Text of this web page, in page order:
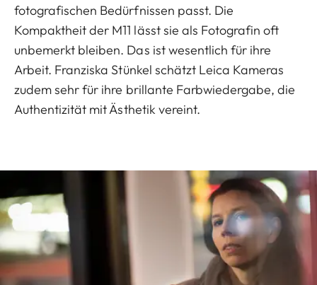
fotografischen Bedürfnissen passt. Die
Kompaktheit der M11 lässt sie als Fotografin oft
unbemerkt bleiben. Das ist wesentlich für ihre
Arbeit. Franziska Stünkel schätzt Leica Kameras
zudem sehr für ihre brillante Farbwiedergabe, die
Authentizität mit Ästhetik vereint.